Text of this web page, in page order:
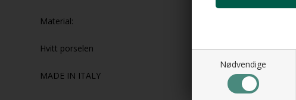
Nødvendige
Material:
Hvitt porselen
MADE IN ITALY